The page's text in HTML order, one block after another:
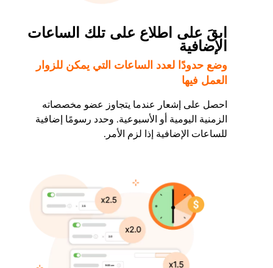
ابقَ على اطلاع على تلك الساعات
الإضافية
وضع حدودًا لعدد الساعات التي يمكن للزوار
العمل فيها
احصل على إشعار عندما يتجاوز عضو مخصصاته
الزمنية اليومية أو الأسبوعية. وحدد رسومًا إضافية
للساعات الإضافية إذا لزم الأمر.